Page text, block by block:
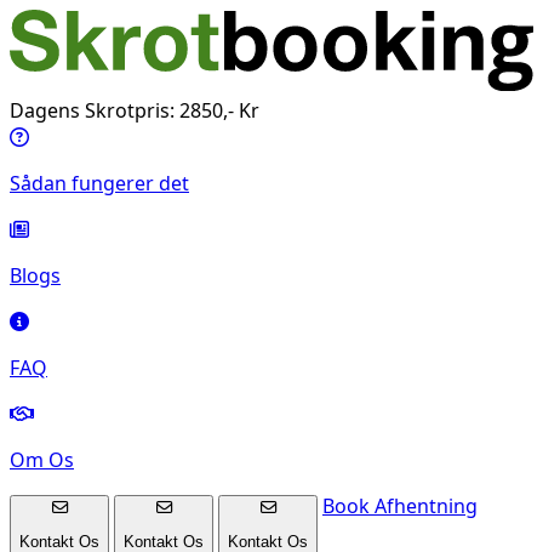
Dagens Skrotpris: 2850,- Kr
Sådan fungerer det
Blogs
FAQ
Om Os
Kontakt Os Kontakt Os Kontakt Os
Book Afhentning